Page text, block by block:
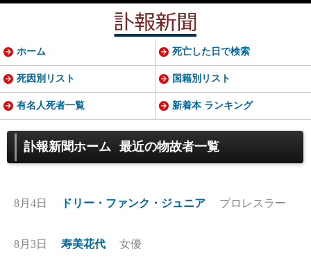
訃報新聞ホーム 最近の物故者一覧
8月4日 ドリー・ファンク・ジュニア プロレスラー
8月3日 寿美花代 女優
ホーム 死亡した日で検索
死因別リスト 国籍別リスト
有名人死者一覧 新着本 ランキング